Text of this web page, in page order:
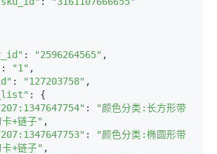
: "2596264565" ,
: "1" ,
: "127203758" ,
: {
:
"颜色分类:长方形带
卡+链子" ,
:
"颜色分类:椭圆形带
卡+链子" ,